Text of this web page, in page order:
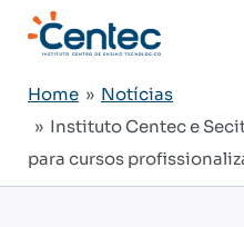
Home » Notícias
» Instituto Centec e
para cursos